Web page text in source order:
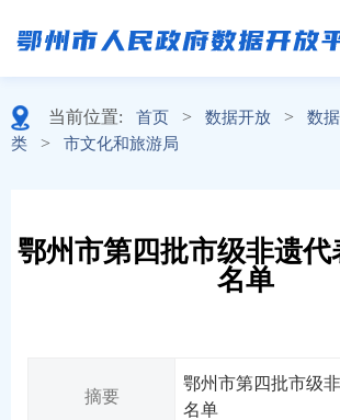
当前位置: 首页 > 数据开放 > 数
类
> 市文化和旅游局
鄂州市第四批市级非遗
名单
摘要
鄂州市第四批市级
名单